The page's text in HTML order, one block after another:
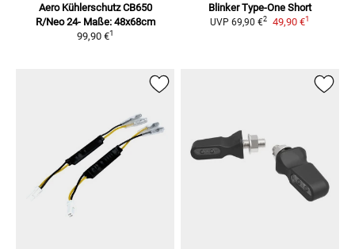
Aero Kühlerschutz CB650
R/Neo 24- Maße: 48x68cm
99,90 €1
Blinker Type-One Short
UVP 69,90 €2 49,90 €1